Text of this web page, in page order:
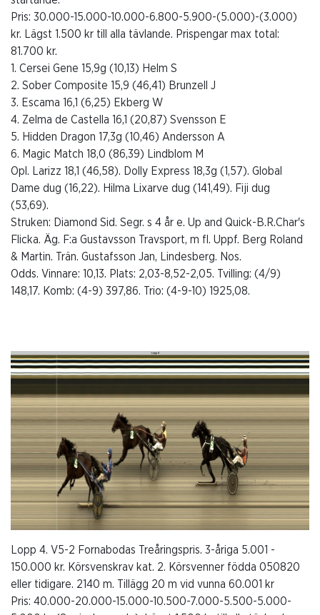
Pris: 30.000-15.000-10.000-6.800-5.900-(5.000)-(3.000)
kr. Lägst 1.500 kr till alla tävlande. Prispengar max total:
81.700 kr.
1. Cersei Gene 15,9g (10,13) Helm S
2. Sober Composite 15,9 (46,41) Brunzell J
3. Escama 16,1 (6,25) Ekberg W
4. Zelma de Castella 16,1 (20,87) Svensson E
5. Hidden Dragon 17,3g (10,46) Andersson A
6. Magic Match 18,0 (86,39) Lindblom M
Opl. Larizz 18,1 (46,58). Dolly Express 18,3g (1,57). Global
Dame dug (16,22). Hilma Lixarve dug (141,49). Fiji dug
(53,69).
Struken: Diamond Sid. Segr. s 4 år e. Up and Quick-B.R.Char's
Flicka. Äg. F:a Gustavsson Travsport, m fl. Uppf. Berg Roland
& Martin. Trän. Gustafsson Jan, Lindesberg. Nos.
Odds. Vinnare: 10,13. Plats: 2,03-8,52-2,05. Tvilling: (4/9)
148,17. Komb: (4-9) 397,86. Trio: (4-9-10) 1925,08.
Lopp 4. V5-2 Fornabodas Treåringspris. 3-åriga 5.001 -
150.000 kr. Körsvenskrav kat. 2. Körsvenner födda 050820
eller tidigare. 2140 m. Tillägg 20 m vid vunna 60.001 kr
Pris: 40.000-20.000-15.000-10.500-7.000-5.500-5.000-